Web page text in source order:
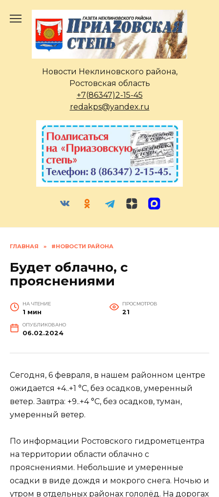
содержанию
Новости Неклиновского района,
Ростовская область
+7(86347)2-15-45
redakps@yandex.ru
ГЛАВНАЯ » #НОВОСТИ РАЙОНА
Будет облачно, с
прояснениями
НА ЧТЕНИЕ
1 мин
ПРОСМОТРОВ
21
ОПУБЛИКОВАНО
06.02.2024
Сегодня, 6 февраля, в нашем районном центре
ожидается +4..+1 °C, без осадков, умеренный
ветер. Завтра: +9..+4 °C, без осадков, туман,
умеренный ветер.
По информации Ростовского гидрометцентра
на территории области облачно с
прояснениями. Небольшие и умеренные
осадки в виде дождя и мокрого снега. Ночью и
утром в отдельных районах гололёд. На дорогах